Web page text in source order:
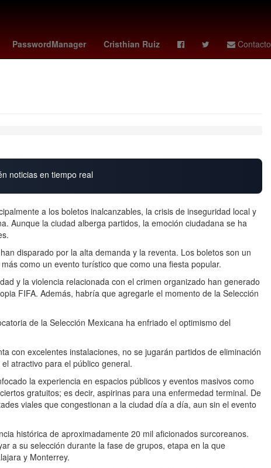
PasswordManager Cristhian Ruiz Contacto
Pago Senador vix votaciones
noticias en tiempo real
a los boletos inalcanzables, la crisis de inseguridad local y
Aunque la ciudad alberga partidos, la emoción ciudadana se ha
disparado por la alta demanda y la reventa. Los boletos son un
como un evento turístico que como una fiesta popular.
y la violencia relacionada con el crimen organizado han generado
FIFA. Además, habría que agregarle el momento de la Selección
de la Selección Mexicana ha enfriado el optimismo del
con excelentes instalaciones, no se jugarán partidos de eliminación
atractivo para el público general.
la experiencia en espacios públicos y eventos masivos como
gratuitos; es decir, aspirinas para una enfermedad terminal. De
viales que congestionan a la ciudad día a día, aun sin el evento
histórica de aproximadamente 20 mil aficionados surcoreanos.
a su selección durante la fase de grupos, etapa en la que
y Monterrey.